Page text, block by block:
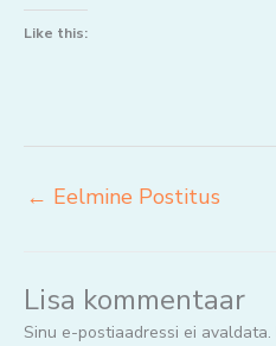
Like this:
← Eelmine Postitus
Lisa kommentaar
Sinu e-postiaadressi ei avaldata.